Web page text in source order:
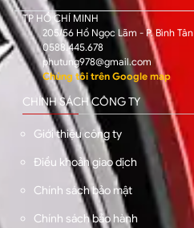
TP HỒ CHÍ MINH
205/56 Hồ Ngọc Lãm - P. Bình Tân
0588.445.678
phutung978@gmail.com
Chúng tôi trên Google map
CHÍNH SÁCH CÔNG TY
Giới thiệu công ty
Điều khoản giao dịch
Chính sách bảo mật
Chính sách bảo hành